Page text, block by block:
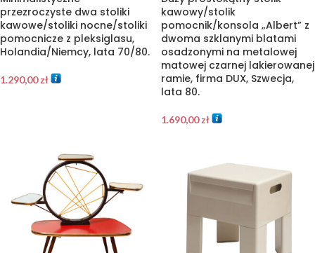
przezroczyste dwa stoliki
kawowe/stoliki nocne/stoliki
pomocnicze z pleksiglasu,
Holandia/Niemcy, lata 70/80.
1.290,00zł
kawowy/stolik
pomocnik/konsola „Albert” z
dwoma szklanymi blatami
osadzonymi na metalowej
matowej czarnej lakierowanej
ramie, firma DUX, Szwecja,
lata 80.
1.690,00zł